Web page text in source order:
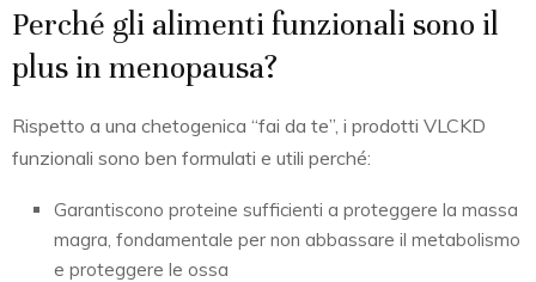
Perché gli alimenti funzionali sono il
plus in menopausa?
Rispetto a una chetogenica “fai da te”, i prodotti VLCKD
funzionali sono ben formulati e utili perché:
Garantiscono proteine sufficienti a proteggere la massa
magra, fondamentale per non abbassare il metabolismo
e proteggere le ossa